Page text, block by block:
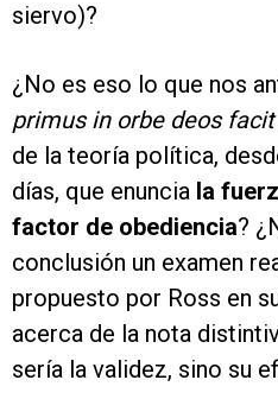
siervo)?
¿No es eso lo que nos
primus in orbe deos
de la teoría política,
días, que enuncia la
factor de obediencia?
conclusión un examen
propuesto por Ross en
acerca de la nota
sería la validez, sino su